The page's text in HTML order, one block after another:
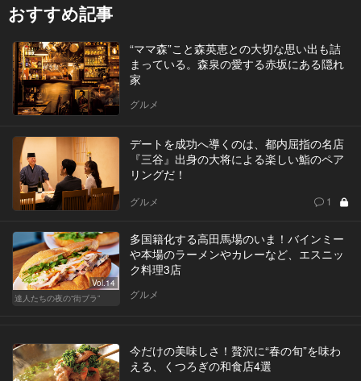
おすすめ記事
“ママ森”こと森英恵との大切な思い出も詰
まっている。森泉の愛する赤坂にある隠れ
家
グルメ
デートを成功へ導くのは、都内屈指の名店
『三谷』出身の大将による楽しい鮨のペア
リングだ！
グルメ 1
Vol.14
達人たちの夜の“街ブラ”
多国籍化する高田馬場のいま！バインミー
や本場のラーメンやカレーなど、エスニッ
ク料理3店
グルメ
今だけの美味しさ！贅沢に“春の旬”を味わ
える、くつろぎの和食店4選